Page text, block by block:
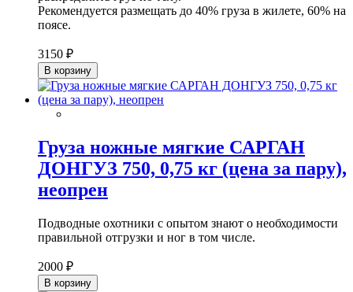
Рекомендуется размещать до 40% груза в жилете, 60% на
поясе.
3150 ₽
В корзину
Груза ножные мягкие САРГАН
ДОНГУЗ 750, 0,75 кг (цена за пару),
неопрен
Подводные охотники с опытом знают о необходимости
правильной отгрузки и ног в том числе.
2000 ₽
В корзину